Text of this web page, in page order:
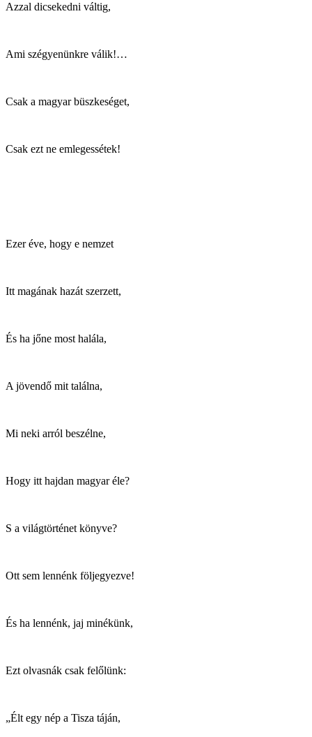
Azzal dicsekedni váltig,
Ami szégyenünkre válik!…
Csak a magyar büszkeséget,
Csak ezt ne emlegessétek!
Ezer éve, hogy e nemzet
Itt magának hazát szerzett,
És ha jőne most halála,
A jövendő mit találna,
Mi neki arról beszélne,
Hogy itt hajdan magyar éle?
S a világtörténet könyve?
Ott sem lennénk följegyezve!
És ha lennénk, jaj minékünk,
Ezt olvasnák csak felőlünk:
„Élt egy nép a Tisza táján,